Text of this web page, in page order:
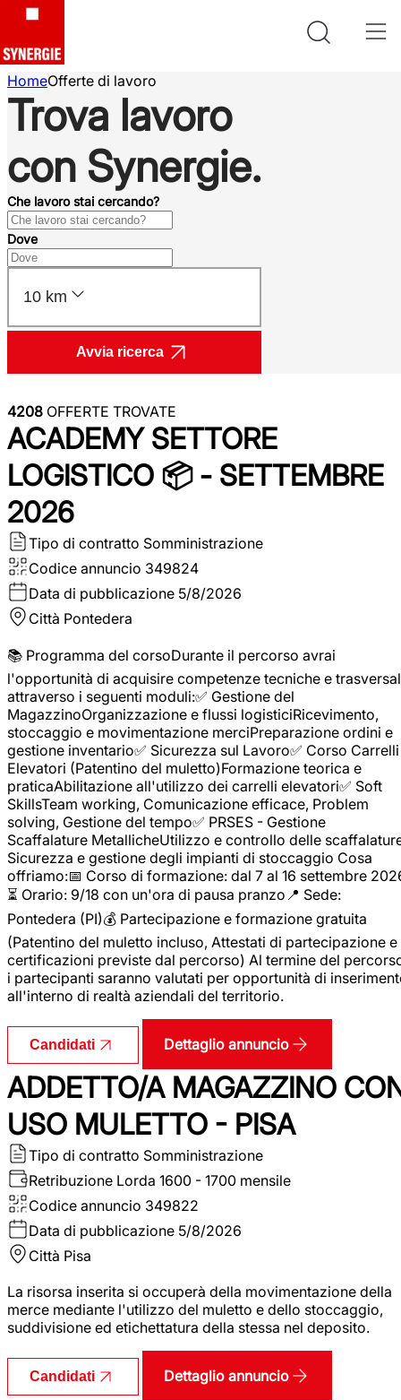
HomeOfferte di lavoro
Trova lavoro
con Synergie.
Che lavoro stai cercando?
Dove
10 km
Avvia ricerca
4208 OFFERTE TROVATE
ACADEMY SETTORE
LOGISTICO 📦 - SETTEMBRE
2026
Tipo di contratto Somministrazione
Codice annuncio 349824
Data di pubblicazione 5/8/2026
Città Pontedera
📚 Programma del corsoDurante il percorso avrai
l'opportunità di acquisire competenze tecniche e
attraverso i seguenti moduli:✅ Gestione del
MagazzinoOrganizzazione e flussi logisticiRicevimento,
stoccaggio e movimentazione merciPreparazione ordini e
gestione inventario✅ Sicurezza sul Lavoro✅ Corso Carrelli
Elevatori (Patentino del muletto)Formazione teorica e
praticaAbilitazione all'utilizzo dei carrelli elevatori✅ Soft
SkillsTeam working, Comunicazione efficace, Problem
solving, Gestione del tempo✅ PRSES - Gestione
Scaffalature MetallicheUtilizzo e controllo delle
Sicurezza e gestione degli impianti di stoccaggio Cosa
offriamo:📅 Corso di formazione: dal 7 al 16 settembre
⏳ Orario: 9/18 con un'ora di pausa pranzo📍 Sede:
Pontedera (PI)💰 Partecipazione e formazione gratuita
(Patentino del muletto incluso, Attestati di partecipazione e
certificazioni previste dal percorso) Al termine del
i partecipanti saranno valutati per opportunità di
all'interno di realtà aziendali del territorio.
Candidati Dettaglio annuncio
ADDETTO/A MAGAZZINO
USO MULETTO - PISA
Tipo di contratto Somministrazione
Retribuzione Lorda 1600 - 1700 mensile
Codice annuncio 349822
Data di pubblicazione 5/8/2026
Città Pisa
La risorsa inserita si occuperà della movimentazione della
merce mediante l'utilizzo del muletto e dello stoccaggio,
suddivisione ed etichettatura della stessa nel deposito.
Candidati Dettaglio annuncio